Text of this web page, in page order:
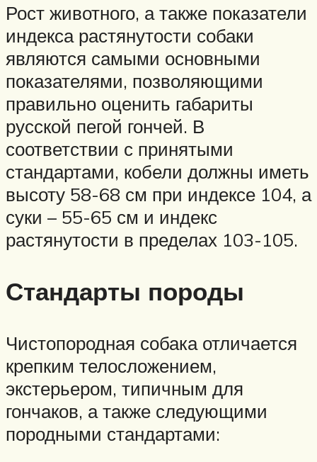
Рост животного, а также показатели
индекса растянутости собаки
являются самыми основными
показателями, позволяющими
правильно оценить габариты
русской пегой гончей. В
соответствии с принятыми
стандартами, кобели должны иметь
высоту 58-68 см при индексе 104, а
суки – 55-65 см и индекс
растянутости в пределах 103-105.
Стандарты породы
Чистопородная собака отличается
крепким телосложением,
экстерьером, типичным для
гончаков, а также следующими
породными стандартами: